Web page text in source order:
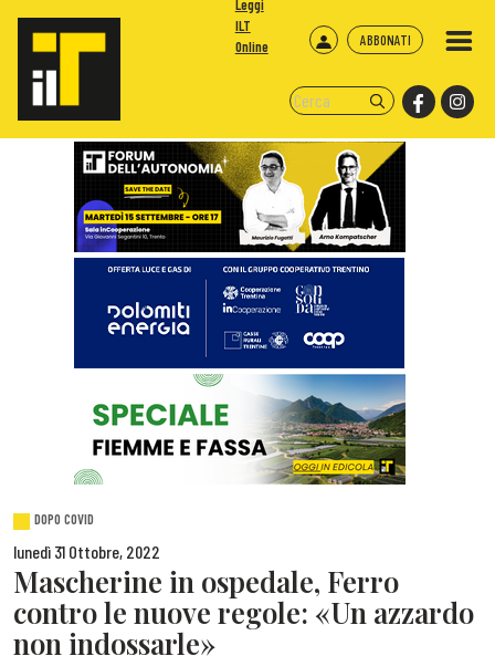
ABBONATI
Leggi
ILT
Online
DOPO COVID
lunedì 31 Ottobre, 2022
Mascherine in ospedale, Ferro
contro le nuove regole: «Un azzardo
non indossarle»